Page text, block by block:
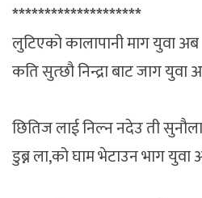
********************
लुटिएको कालापानी माग युवा अब
कति सुत्छौ निन्द्रा बाट जाग युवा
छितिज लाई निल्न नदेउ ती
डुब्न ला,को घाम भेटाउन भाग युवा